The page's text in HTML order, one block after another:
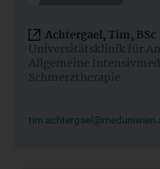
Achtergael, Tim, BSc
Universitätsklinik für
Allgemeine
Schmerztherapie